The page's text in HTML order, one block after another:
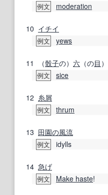
例文 moderation
10 イチイ
例文 yews
11 （骰子の） 六 （の目 ）
例文 sice
12 糸屑
例文 thrum
13 田園の風流
例文 idylls
14 急げ
例文 Make haste!